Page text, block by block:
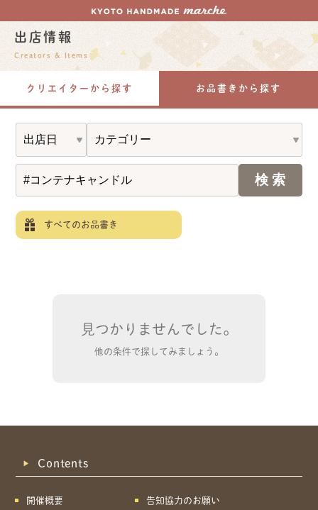
出店情報
Creators & Items
クリエイターから探す お品書きから探す
すべてのお品書き
見つかりませんでした。
他の条件で探してみましょう。
Contents
開催概要 告知協力のお願い